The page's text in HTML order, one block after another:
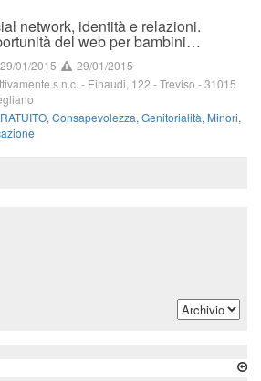
network, identità e relazioni.
del web per bambini…
01/2015
29/01/2015
s.n.c. - Einaudi, 122 - Treviso -31015
,Consapevolezza,Genitorialità, Minori,